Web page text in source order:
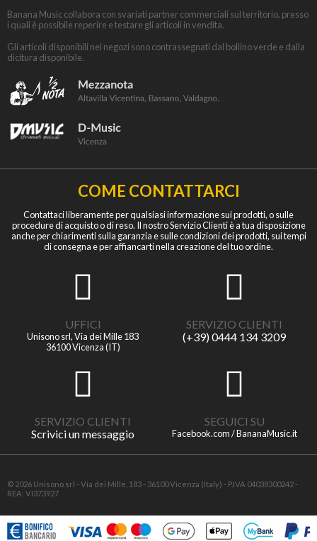
Banana Music collabora con svariati partner commerciali sul territorio, presso
i quali è possibile reperire e testare gli articoli in vendita.
Gli articoli disponibili nei negozi sono contrassegnati dal bollino verde e dalla
dicitura disponibile.
COME CONTATTARCI
Contattaci liberamente per qualsiasi informazione sui prodotti, o sulle
procedure di acquisto o di reso. Il nostro Servizio Clienti è a tua disposizione
anche per chiarimenti sulla garanzia e sulle condizioni dei prodotti, sui tempi
di consegna e per affiancarti nella creazione del tuo ordine.
UFFICI
Unisono srl, Via dei Mille 183
36100 Vicenza (IT)
SERVIZIO CLIENTI
(+39) 0444 134 3209
SERVIZIO CLIENTI
Scrivici un messaggio
SEGUICI SU
Facebook.com / BananaMusic.it
© 2026 Unisono srl - Via dei Mille, 183 - 36100 Vicenza (Italy) - P.IVA 04038300242 -
REA: VI373927